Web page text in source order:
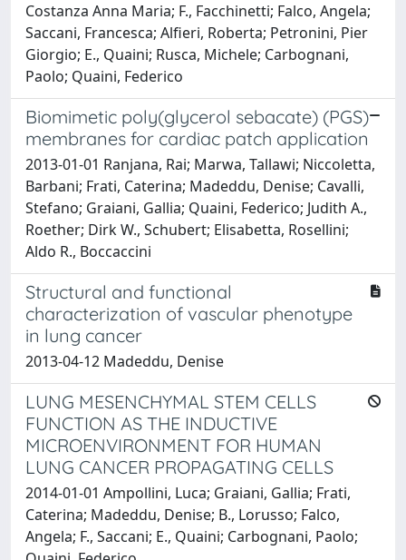
Costanza Anna Maria; F., Facchinetti; Falco, Angela;
Saccani, Francesca; Alfieri, Roberta; Petronini, Pier
Giorgio; E., Quaini; Rusca, Michele; Carbognani,
Paolo; Quaini, Federico
Biomimetic poly(glycerol sebacate) (PGS)
membranes for cardiac patch application
2013-01-01 Ranjana, Rai; Marwa, Tallawi; Niccoletta,
Barbani; Frati, Caterina; Madeddu, Denise; Cavalli,
Stefano; Graiani, Gallia; Quaini, Federico; Judith A.,
Roether; Dirk W., Schubert; Elisabetta, Rosellini;
Aldo R., Boccaccini
Structural and functional
characterization of vascular phenotype
in lung cancer
2013-04-12 Madeddu, Denise
LUNG MESENCHYMAL STEM CELLS
FUNCTION AS THE INDUCTIVE
MICROENVIRONMENT FOR HUMAN
LUNG CANCER PROPAGATING CELLS
2014-01-01 Ampollini, Luca; Graiani, Gallia; Frati,
Caterina; Madeddu, Denise; B., Lorusso; Falco,
Angela; F., Saccani; E., Quaini; Carbognani, Paolo;